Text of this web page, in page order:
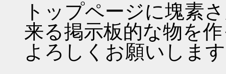
トップページに塊素
来る掲示板的な物を
よろしくお願いしま